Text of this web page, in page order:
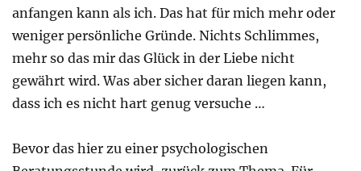
anfangen kann als ich. Das hat für mich mehr oder
weniger persönliche Gründe. Nichts Schlimmes,
mehr so das mir das Glück in der Liebe nicht
gewährt wird. Was aber sicher daran liegen kann,
dass ich es nicht hart genug versuche …
Bevor das hier zu einer psychologischen